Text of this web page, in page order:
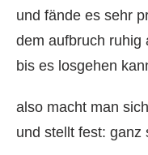
und fände es sehr
dem aufbruch ruhig
bis es losgehen
also macht man
und stellt fest: ganz